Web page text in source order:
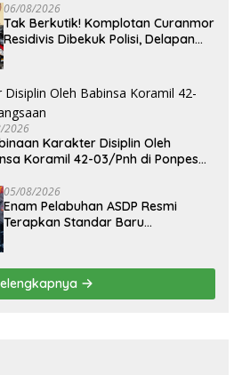
06/08/2026
Tak Berkutik! Komplotan Curanmor
Residivis Dibekuk Polisi, Delapan
2026
Karakter Disiplin Oleh
Koramil 42-03/Pnh di Ponpes
05/08/2026
Enam Pelabuhan ASDP Resmi
Terapkan Standar Baru